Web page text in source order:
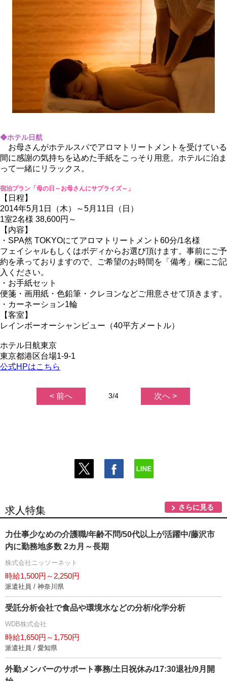
◆ホテル日航
お母さんがホテルスパでアロマトリートメントを受けている
間に感謝の気持ちを込めた手紙をこっそり用意。ホテルに泊ま
って一緒にリラックス。
宿泊プラン「母の日～お母さんにサプライズ～」
【日程】
2014年5月1日（木）～5月11日（日）
1室2名様 38,600円～
【内容】
・SPA然 TOKYOにてアロマトリートメント60分/1名様
フェイシャルもしくはボディからお選び頂けます。事前にご予
約を承っておりますので、ご希望のお時間を「備考」欄にご記
入ください。
・お手紙セット
便箋・画用紙・色鉛筆・クレヨンなどご用意させて頂きます。
・カーネーション1輪
【客室】
レインボーオーシャンビュー（40平方メートル）
ホテル日航東京
東京都港区台場1-9-1
公式HPはこちら
< 前へ 3/4 次へ >
求人特集 さらに見る
力仕事少なめの介護職/年齢不問/50代以上が活躍中/藤沢市
内に勤務地多数 2カ月～長期
株式会社ニッソーネット
時給1,500円～2,250円
派遣社員 / 神奈川県
受託分析会社で食品や環境水などの分析/化学分析
WDB株式会社
時給1,650円～1,750円
派遣社員 / 愛知県
外勤メンバーのサポート事務/土日祝休み/17:30退社/9月開